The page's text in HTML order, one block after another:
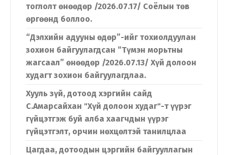
тоглолт өнөөдөр /2026.07.17/ Соёлын төв
өргөөнд боллоо.
“Дэлхийн адууны өдөр”-ийг тохиолдуулан
зохион байгуулагдсан “Түмэн морьтны
жагсаал” өнөөдөр /2026.07.13/ Хүй долоон
худагт зохион байгуулагдлаа.
Хууль зүй, дотоод хэргийн сайд
С.Амарсайхан "Хүй долоон худаг"-т үүрэг
гүйцэтгэж буй алба хаагчдын үүрэг
гүйцэтгэлт, орчин нөхцөлтэй танилцлаа
Цагдаа, дотоодын цэргийн байгууллагын